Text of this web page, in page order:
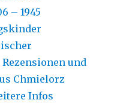
– 1945
und
Chmielorz
Infos